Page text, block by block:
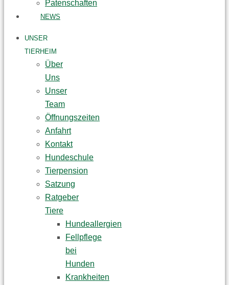
Patenschaften
NEWS
UNSER
TIERHEIM
Über
Uns
Unser
Team
Öffnungszeiten
Anfahrt
Kontakt
Hundeschule
Tierpension
Satzung
Ratgeber
Tiere
Hundeallergien
Fellpflege
bei
Hunden
Krankheiten